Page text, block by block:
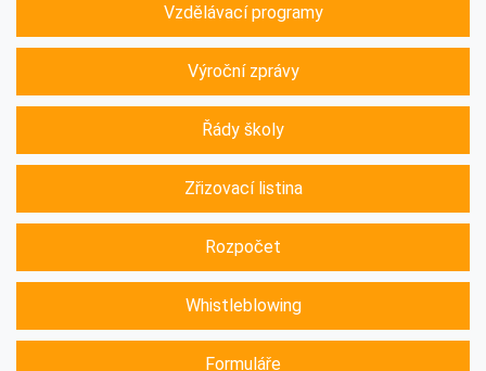
Vzdělávací programy
Výroční zprávy
Řády školy
Zřizovací listina
Rozpočet
Whistleblowing
Formuláře